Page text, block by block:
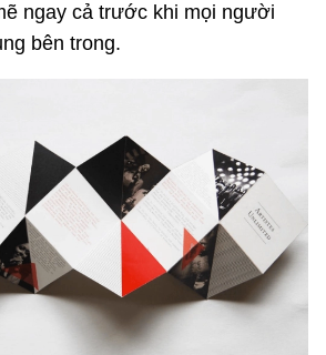
ngay cả trước khi mọi người
bên trong.